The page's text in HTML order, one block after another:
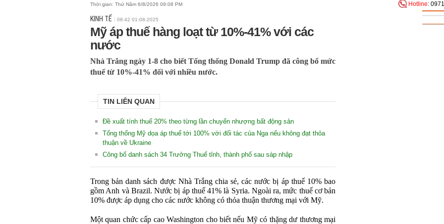
Thời gian: Thứ Năm 6/8/2026 09:08 PM Hotline:
KINH TẾ 08:42 01-08-2025
Mỹ áp thuế hàng loạt từ 10%-41% với các
nước
Nhà Trắng ngày 1-8 cho biết Tổng thống Donald Trump đã công bố mức
thuế từ 10%-41% đối với nhiều nước.
TIN LIÊN QUAN
Đề xuất tính thuế 20% theo từng lần chuyển nhượng bất động sản
Tổng thống Mỹ dọa áp thuế tới 100% với đối tác của Nga nếu không đạt thỏa
thuận về Ukraine
Công bố danh sách 34 Trưởng Thuế tỉnh, thành phố sau sáp nhập
Trong bản danh sách được Nhà Trắng chia sẻ, các nước bị áp thuế 10% bao
gồm Anh và Brazil. Nước bị áp thuế 41% là Syria. Ngoài ra, mức thuế cơ bản
10% được áp dụng cho các nước không có thỏa thuận thương mại với Mỹ.
Một quan chức cấp cao Washington cho biết nếu Mỹ có thặng dư thương mại